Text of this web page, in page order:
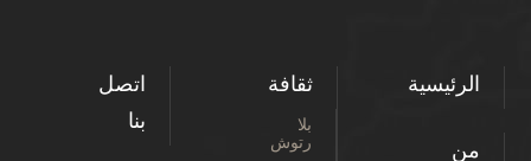
الرئيسية
من
ثقافة
بلا
رتوش
اتصل
بنا